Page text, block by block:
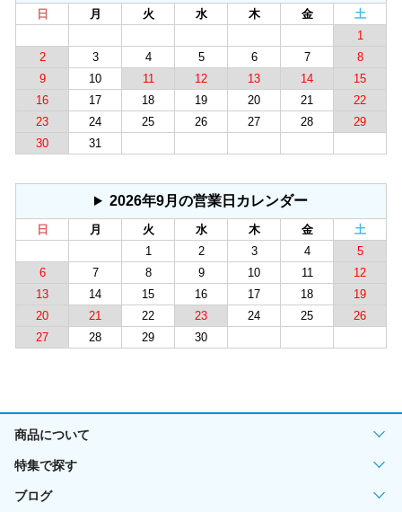
日 月 火 水 木 金
土
1
2
3 4 5 6 7
8
9
10 11 12 13 14
15
16
17 18 19 20 21
22
23
24 25 26 27 28
29
30
31
2026年9月の営業日カレンダー
日 月 火 水 木 金
土
1
2 3 4
5
6
7 8 9 10 11
12
13
14 15 16 17 18
19
20
21 22 23 24 25
26
27
28 29 30
商品について
特集で探す
ブログ